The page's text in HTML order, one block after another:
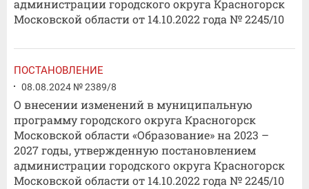
администрации городского округа Красногорск
Московской области от 14.10.2022 года № 2245/10
ПОСТАНОВЛЕНИЕ
08.08.2024 № 2389/8
О внесении изменений в муниципальную
программу городского округа Красногорск
Московской области «Образование» на 2023 –
2027 годы, утвержденную постановлением
администрации городского округа Красногорск
Московской области от 14.10.2022 года № 2245/10